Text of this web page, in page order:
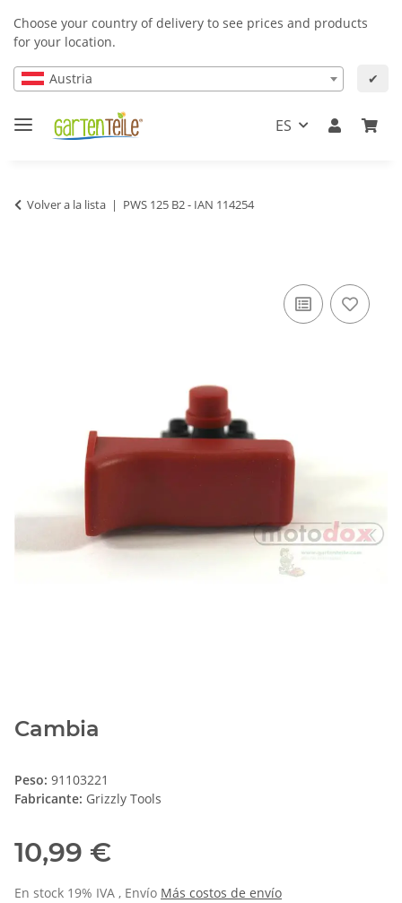
Choose your country of delivery to see prices and products
for your location.
Austria ✔
ES
Volver a la lista PWS 125 B2 - IAN 114254
Cambia
Peso: 91103221
Fabricante: Grizzly Tools
10,99 €
En stock 19% IVA , Envío Más costos de envío